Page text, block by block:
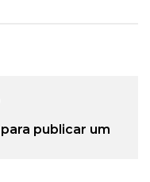
para publicar um